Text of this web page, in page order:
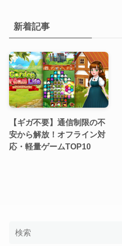
新着記事
【ギガ不要】通信制限の不
安から解放！オフライン対
応・軽量ゲームTOP10